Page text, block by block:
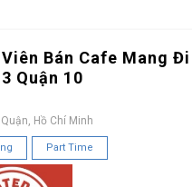
Bán Cafe Mang Đi
Quận 10
Hồ Chí Minh
Part Time